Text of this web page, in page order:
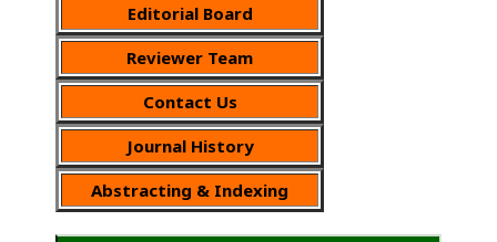
Editorial Board
Reviewer Team
Contact Us
Journal History
Abstracting & Indexing